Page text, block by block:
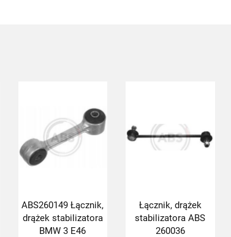
ABS260149 Łącznik,
drążek stabilizatora
BMW 3 E46
Łącznik, drążek
stabilizatora ABS
260036